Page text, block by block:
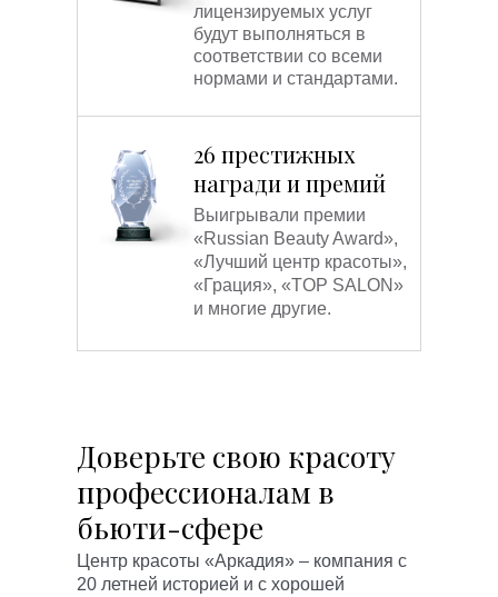
лицензируемых услуг
будут выполняться в
соответствии со всеми
нормами и стандартами.
26 престижных
награди и премий
Выигрывали премии
«Russian Beauty Award»,
«Лучший центр красоты»,
«Грация», «TOP SALON»
и многие другие.
Доверьте свою красоту
профессионалам в
бьюти-сфере
Центр красоты «Аркадия» – компания с
20 летней историей и с хорошей